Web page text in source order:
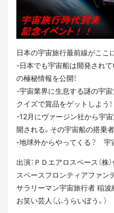
日本の宇宙旅行最前線がここに
-日本でも宇宙船は開発され
の極秘情報を公開！
-宇宙業界に生息する謎の宇
クイズで賞品をゲットしよう！
-12月にヴァージン社から宇
開される。その宇宙船の搭乗
-地球外からやってくる？ 宇
出演：ＰＤエアロスペース（株
スペースフロンティアファン
サラリーマン宇宙旅行者 稲波
お笑い芸人（ふうらいぼう。）